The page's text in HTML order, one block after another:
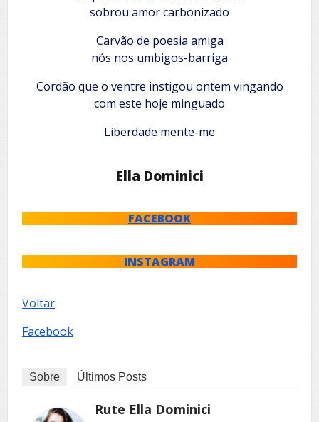
sobrou amor carbonizado
Carvão de poesia amiga
nós nos umbigos-barriga
Cordão que o ventre instigou ontem vingando
com este hoje minguado
Liberdade mente-me
Ella Dominici
FACEBOOK
INSTAGRAM
Voltar
Facebook
Sobre Últimos Posts
Rute Ella Dominici